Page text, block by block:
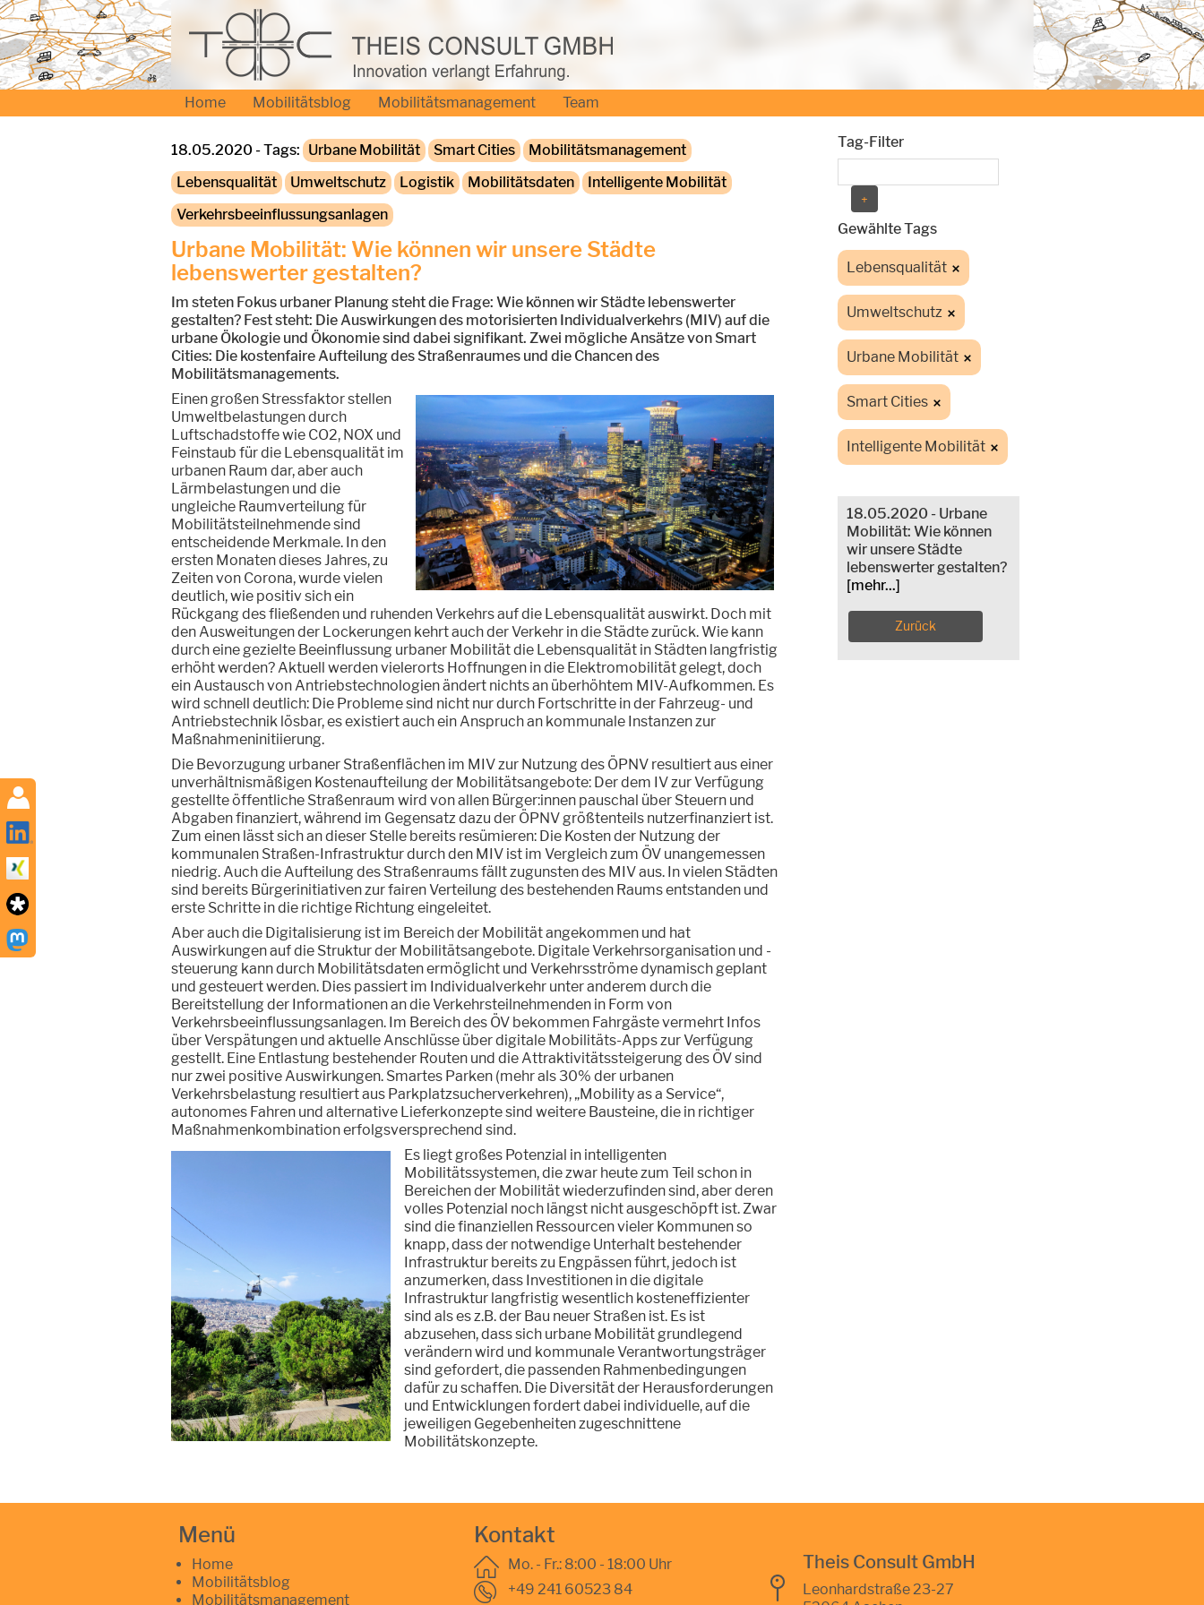
Home Mobilitätsblog Mobilitätsmanagement Team
18.05.2020 - Tags: Urbane Mobilität Smart Cities
Mobilitätsmanagement
Lebensqualität
Umweltschutz Logistik Mobilitätsdaten
Intelligente Mobilität
Verkehrsbeeinflussungsanlagen
Urbane Mobilität: Wie können wir unsere Städte
lebenswerter gestalten?
Im steten Fokus urbaner Planung steht die Frage: Wie können wir Städte lebenswerter
gestalten? Fest steht: Die Auswirkungen des motorisierten Individualverkehrs (MIV) auf die
urbane Ökologie und Ökonomie sind dabei signifikant. Zwei mögliche Ansätze von Smart
Cities: Die kostenfaire Aufteilung des Straßenraumes und die Chancen des
Mobilitätsmanagements.
Einen großen Stressfaktor stellen
Umweltbelastungen durch
Luftschadstoffe wie CO2, NOX und
Feinstaub für die Lebensqualität im
urbanen Raum dar, aber auch
Lärmbelastungen und die
ungleiche Raumverteilung für
Mobilitätsteilnehmende sind
entscheidende Merkmale. In den
ersten Monaten dieses Jahres, zu
Zeiten von Corona, wurde vielen
deutlich, wie positiv sich ein
Rückgang des fließenden und ruhenden Verkehrs auf die Lebensqualität auswirkt. Doch mit
den Ausweitungen der Lockerungen kehrt auch der Verkehr in die Städte zurück. Wie kann
durch eine gezielte Beeinflussung urbaner Mobilität die Lebensqualität in Städten langfristig
erhöht werden? Aktuell werden vielerorts Hoffnungen in die Elektromobilität gelegt, doch
ein Austausch von Antriebstechnologien ändert nichts an überhöhtem MIV-Aufkommen. Es
wird schnell deutlich: Die Probleme sind nicht nur durch Fortschritte in der Fahrzeug- und
Antriebstechnik lösbar, es existiert auch ein Anspruch an kommunale Instanzen zur
Maßnahmeninitiierung.
Die Bevorzugung urbaner Straßenflächen im MIV zur Nutzung des ÖPNV resultiert aus einer
unverhältnismäßigen Kostenaufteilung der Mobilitätsangebote: Der dem IV zur Verfügung
gestellte öffentliche Straßenraum wird von allen Bürger:innen pauschal über Steuern und
Abgaben finanziert, während im Gegensatz dazu der ÖPNV größtenteils nutzerfinanziert ist.
Zum einen lässt sich an dieser Stelle bereits resümieren: Die Kosten der Nutzung der
kommunalen Straßen-Infrastruktur durch den MIV ist im Vergleich zum ÖV unangemessen
niedrig. Auch die Aufteilung des Straßenraums fällt zugunsten des MIV aus. In vielen Städten
sind bereits Bürgerinitiativen zur fairen Verteilung des bestehenden Raums entstanden und
erste Schritte in die richtige Richtung eingeleitet.
Aber auch die Digitalisierung ist im Bereich der Mobilität angekommen und hat
Auswirkungen auf die Struktur der Mobilitätsangebote. Digitale Verkehrsorganisation und -
steuerung kann durch Mobilitätsdaten ermöglicht und Verkehrsströme dynamisch geplant
und gesteuert werden. Dies passiert im Individualverkehr unter anderem durch die
Bereitstellung der Informationen an die Verkehrsteilnehmenden in Form von
Verkehrsbeeinflussungsanlagen. Im Bereich des ÖV bekommen Fahrgäste vermehrt Infos
über Verspätungen und aktuelle Anschlüsse über digitale Mobilitäts-Apps zur Verfügung
gestellt. Eine Entlastung bestehender Routen und die Attraktivitätssteigerung des ÖV sind
nur zwei positive Auswirkungen. Smartes Parken (mehr als 30% der urbanen
Verkehrsbelastung resultiert aus Parkplatzsucherverkehren), „Mobility as a Service“,
autonomes Fahren und alternative Lieferkonzepte sind weitere Bausteine, die in richtiger
Maßnahmenkombination erfolgsversprechend sind.
Es liegt großes Potenzial in intelligenten
Mobilitätssystemen, die zwar heute zum Teil schon in
Bereichen der Mobilität wiederzufinden sind, aber deren
volles Potenzial noch längst nicht ausgeschöpft ist. Zwar
sind die finanziellen Ressourcen vieler Kommunen so
knapp, dass der notwendige Unterhalt bestehender
Infrastruktur bereits zu Engpässen führt, jedoch ist
anzumerken, dass Investitionen in die digitale
Infrastruktur langfristig wesentlich kosteneffizienter
sind als es z.B. der Bau neuer Straßen ist. Es ist
abzusehen, dass sich urbane Mobilität grundlegend
verändern wird und kommunale Verantwortungsträger
sind gefordert, die passenden Rahmenbedingungen
dafür zu schaffen. Die Diversität der Herausforderungen
und Entwicklungen fordert dabei individuelle, auf die
jeweiligen Gegebenheiten zugeschnittene
Mobilitätskonzepte.
Tag-Filter
Gewählte Tags
Lebensqualität
Umweltschutz
Urbane Mobilität
Smart Cities
Intelligente Mobilität
18.05.2020 - Urbane
Mobilität: Wie können
wir unsere Städte
lebenswerter gestalten?
[mehr...]
Zurück
Menü
Home
Mobilitätsblog
Mobilitätsmanagement
Kontakt
Mo. - Fr.: 8:00 - 18:00 Uhr
+49 241 60523 84
Theis Consult GmbH
Leonhardstraße 23-27